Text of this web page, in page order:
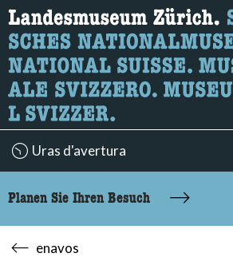
Wonach suchen Sie?
Hier können Sie nach Inhalten der Seite
Uras d'avertura
Planen Sie Ihren Besuch
enavos